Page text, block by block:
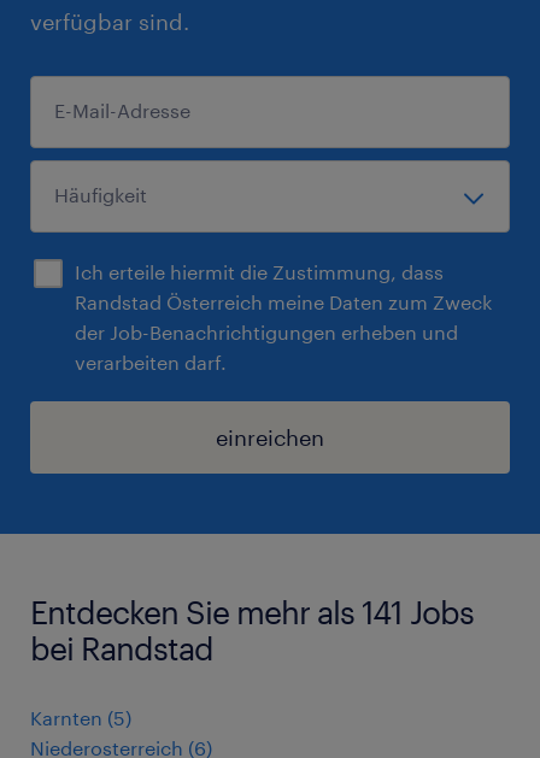
verfügbar sind.
Ich erteile hiermit die Zustimmung, dass
Randstad Österreich meine Daten zum Zweck
der Job-Benachrichtigungen erheben und
verarbeiten darf.
einreichen
Entdecken Sie mehr als 141 Jobs
bei Randstad
Karnten (5)
Niederosterreich (6)